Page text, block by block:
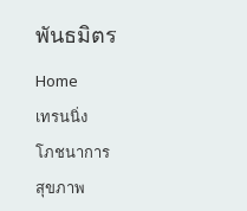
พันธมิตร
Home
เทรนนิ่ง
โภชนาการ
สุขภาพ